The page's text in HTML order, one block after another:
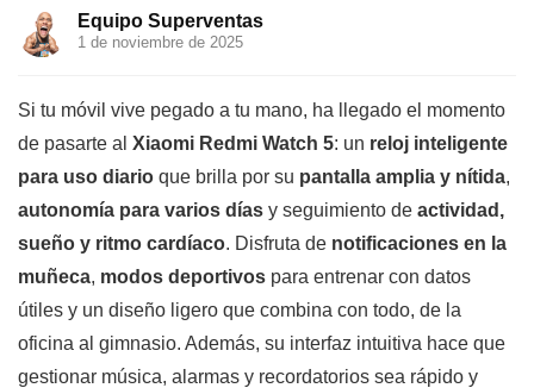
Equipo Superventas
1 de noviembre de 2025
Si tu móvil vive pegado a tu mano, ha llegado el momento
de pasarte al Xiaomi Redmi Watch 5: un reloj inteligente
para uso diario que brilla por su pantalla amplia y nítida,
autonomía para varios días y seguimiento de actividad,
sueño y ritmo cardíaco. Disfruta de notificaciones en la
muñeca, modos deportivos para entrenar con datos
útiles y un diseño ligero que combina con todo, de la
oficina al gimnasio. Además, su interfaz intuitiva hace que
gestionar música, alarmas y recordatorios sea rápido y